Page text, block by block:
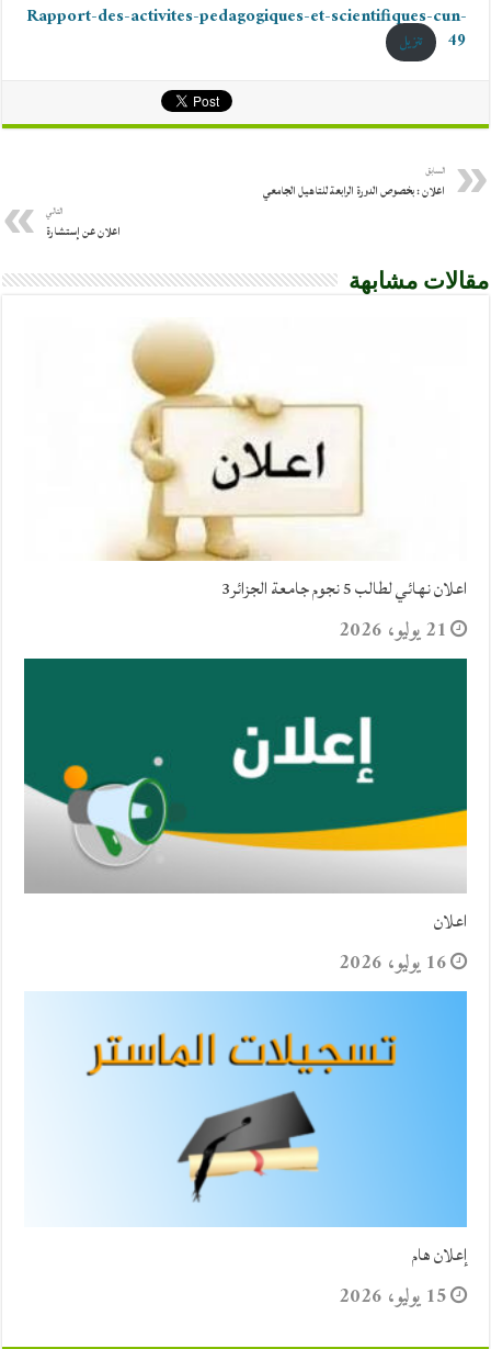
Rapport-des-activites-pedagogiques-et-scientifiques-cun-
49 تنزيل
السابق
اعلان : بخصوص الدورة الرابعة للتاهيل الجامعي
التالي
اعلان عن إستشارة
مقالات مشابهة
اعلان نهائي لطالب 5 نجوم جامعة الجزائر3
21 يوليو، 2026
اعلان
16 يوليو، 2026
إعلان هام
15 يوليو، 2026